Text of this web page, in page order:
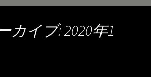
カイブ: 2020年1